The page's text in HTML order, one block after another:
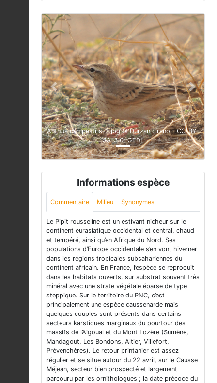
Anthus campestris-3.jpg © Dûrzan cîrano - CC-BY-
SA-3.0; GFDL
Previous Next
Informations espèce
Commentaire Milieu Synonymes
Le Pipit rousseline est un estivant nicheur sur le
continent eurasiatique occidental et central, chaud
et tempéré, ainsi qu’en Afrique du Nord. Ses
populations d’Europe occidentale s’en vont hiverner
dans les régions tropicales subsahariennes du
continent africain. En France, l’espèce se reproduit
dans les habitats ouverts, sur substrat souvent très
minéral avec une strate végétale éparse de type
steppique. Sur le territoire du PNC, c’est
principalement une espèce caussenarde mais
quelques couples sont présents dans certains
secteurs karstiques marginaux du pourtour des
massifs de l’Aigoual et du Mont Lozère (Sumène,
Mandagout, Les Bondons, Altier, Villefort,
Prévenchères). Le retour printanier est assez
régulier et se situe autour du 22 avril, sur le Causse
Méjean, secteur bien prospecté et largement
parcouru par les ornithologues ; la date précoce du